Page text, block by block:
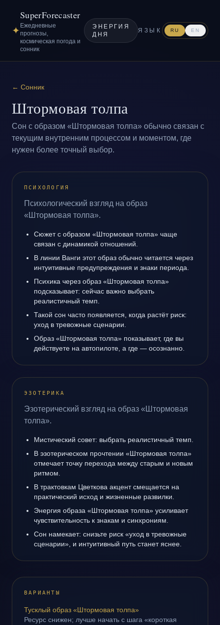
✦
SuperForecaster
Ежедневные
прогнозы,
космическая погода и
сонник
ЭНЕРГИЯ
ДНЯ
ЯЗЫК RU EN
← Сонник
Штормовая толпа
Сон с образом «Штормовая толпа» обычно связан с
текущим внутренним процессом и моментом, где
нужен более точный выбор.
ПСИХОЛОГИЯ
Психологический взгляд на образ
«Штормовая толпа».
Сюжет с образом «Штормовая толпа» чаще
связан с динамикой отношений.
В линии Ванги этот образ обычно читается через
интуитивные предупреждения и знаки периода.
Психика через образ «Штормовая толпа»
подсказывает: сейчас важно выбрать
реалистичный темп.
Такой сон часто появляется, когда растёт риск:
уход в тревожные сценарии.
Образ «Штормовая толпа» показывает, где вы
действуете на автопилоте, а где — осознанно.
ЭЗОТЕРИКА
Эзотерический взгляд на образ «Штормовая
толпа».
Мистический совет: выбрать реалистичный темп.
В эзотерическом прочтении «Штормовая толпа»
отмечает точку перехода между старым и новым
ритмом.
В трактовкам Цветкова акцент смещается на
практический исход и жизненные развилки.
Энергия образа «Штормовая толпа» усиливает
чувствительность к знакам и синхрониям.
Сон намекает: снизьте риск «уход в тревожные
сценарии», и интуитивный путь станет яснее.
ВАРИАНТЫ
Тусклый образ «Штормовая толпа»
Ресурс снижен; лучше начать с шага «короткая